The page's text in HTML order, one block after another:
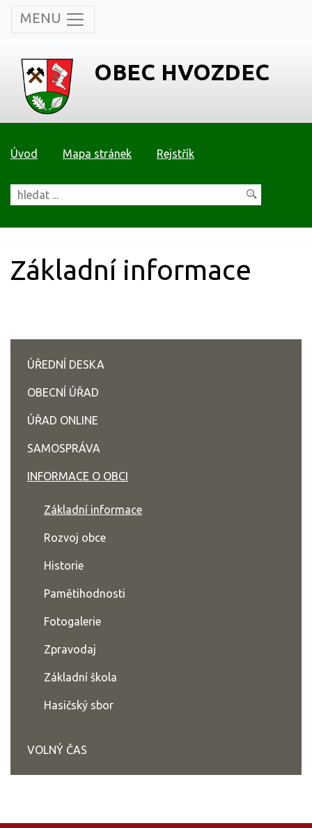
MENU
OBEC HVOZDEC
Úvod Mapa stránek Rejstřík
Základní informace
ÚŘEDNÍ DESKA
OBECNÍ ÚŘAD
ÚŘAD ONLINE
SAMOSPRÁVA
INFORMACE O OBCI
Základní informace
Rozvoj obce
Historie
Pamětihodnosti
Fotogalerie
Zpravodaj
Základní škola
Hasičský sbor
VOLNÝ ČAS